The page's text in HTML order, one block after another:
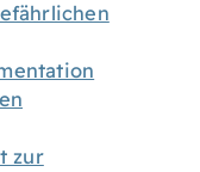
zur